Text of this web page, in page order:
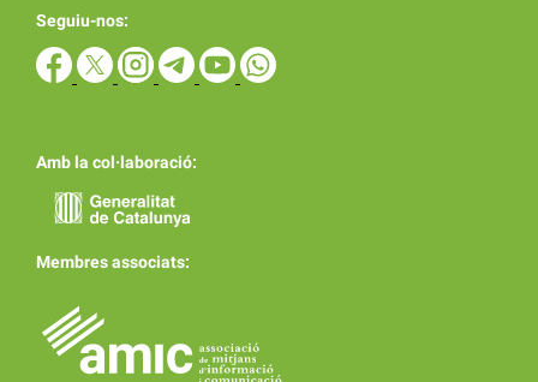
Seguiu-nos:
Amb la col·laboració:
Membres associats: